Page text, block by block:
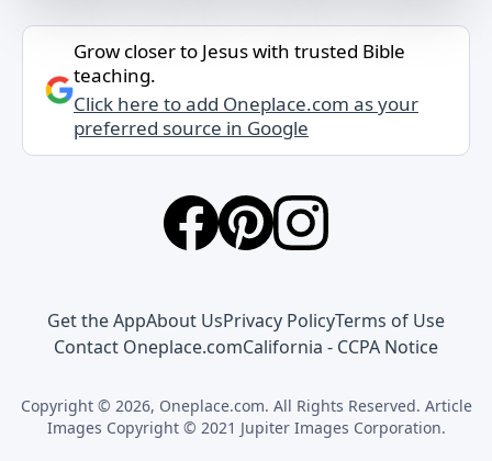
Grow closer to Jesus with trusted Bible
teaching.
Click here to add Oneplace.com as your
preferred source in Google
Get the AppAbout UsPrivacy PolicyTerms of Use
Contact Oneplace.comCalifornia - CCPA Notice
Copyright © 2026, Oneplace.com. All Rights Reserved. Article
Images Copyright © 2021 Jupiter Images Corporation.